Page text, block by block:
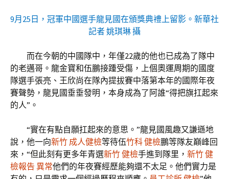
9月25日，冠軍中國選手龍見國在頒獎典禮上留影。新華社
記者 姚琪琳 攝
而在今朝的中國隊中，年僅22歲的他也已成為了隊中
的老邁哥。龍金寶和伍鵬接踵受傷，上個奧運周期的國度
隊選手張亮、王欣尚在隊內提拔賽中落第本年的國際年夜
賽聲勢，龍見國垂垂發明，本身成為了阿誰“得把旗扛起來
的人”。
“實在有點自願扛起來的意思。”龍見國風趣又謙遜地
說，他一向新竹 成人健檢等待伍竹科 健檢鵬等隊友巔峰回
來，“但此刻有更多年青選新竹 健檢手進到隊里， 新竹 健
檢報告 異常他們的年夜賽經歷能夠還不太足。他們實力是